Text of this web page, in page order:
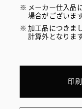
メーカー仕入品
場合がございま
加工品につきま
計算外となります
印